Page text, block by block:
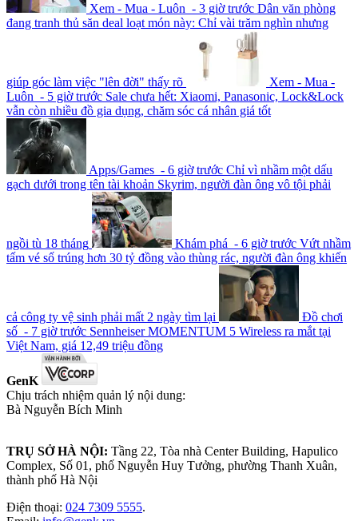
Xem - Mua - Luôn - 3 giờ trước Dân văn phòng
đang tranh thủ săn deal loạt món này: Chỉ vài trăm nghìn nhưng
giúp góc làm việc "lên đời" thấy rõ
Xem - Mua -
Luôn - 5 giờ trước Sale chưa hết: Xiaomi, Panasonic, Lock&Lock
vẫn còn nhiều đồ gia dụng, chăm sóc cá nhân giá tốt
Apps/Games - 6 giờ trước Chỉ vì nhầm một dấu
gạch dưới trong tên tài khoản Skyrim, người đàn ông vô tội phải
ngồi tù 18 tháng Khám phá - 6 giờ trước Vứt nhầm
tấm vé số trúng hơn 30 tỷ đồng vào thùng rác, người đàn ông khiến
cả công ty vệ sinh phải mất 2 ngày tìm lại
Đồ chơi
số - 7 giờ trước Sennheiser MOMENTUM 5 Wireless ra mắt tại
Việt Nam, giá 12,49 triệu đồng
GenK
Chịu trách nhiệm quản lý nội dung:
Bà Nguyễn Bích Minh
TRỤ SỞ HÀ NỘI: Tầng 22, Tòa nhà Center Building, Hapulico
Complex, Số 01, phố Nguyễn Huy Tưởng, phường Thanh Xuân,
thành phố Hà Nội
Điện thoại: 024 7309 5555.